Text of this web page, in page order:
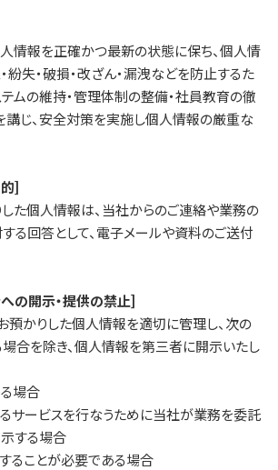
情報を正確かつ最新の状態に保ち、個人情
紛失・破損・改ざん・漏洩などを防止するた
テムの維持・管理体制の整備・社員教育の徹
じ、安全対策を実施し個人情報の厳重な
]
た個人情報は、当社からのご連絡や業務の
る回答として、電子メールや資料のご送付
の開示・提供の禁止]
預かりした個人情報を適切に管理し、次の
合を除き、個人情報を第三者に開示いたし
場合
サービスを行なうために当社が業務を委託
する場合
ることが必要である場合